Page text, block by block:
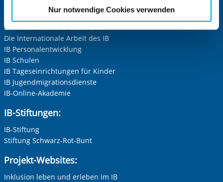
Cookies, die erforderlich zur Bereitstellung der von Ihnen
aufgerufenen und somit gewünschten Website-
Funktionen sind. Diese Cookies setzen wir aufgrund
berechtigter Interessen und daher unabhängig von einer
Einwilligung.
Nur notwendige Cookies verwenden
Zentrale IB-Websites:
Der Internationaler Bund e.V.
Die Internationale Arbeit des IB
IB Personalentwicklung
IB Schulen
IB Tageseinrichtungen für Kinder
IB Jugendmigrationsdienste
IB-Online-Akademie
IB-Stiftungen:
IB-Stiftung
Stiftung Schwarz-Rot-Bunt
Projekt-Websites:
Inklusion leben und erleben im IB